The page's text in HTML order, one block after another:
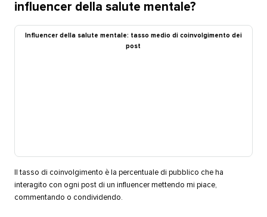
influencer della salute mentale?​​
Influencer della salute mentale: tasso medio di coinvolgimento dei
post​​
Il tasso di coinvolgimento è la percentuale di pubblico che ha
interagito con ogni post di un influencer mettendo mi piace,
commentando o condividendo.​​